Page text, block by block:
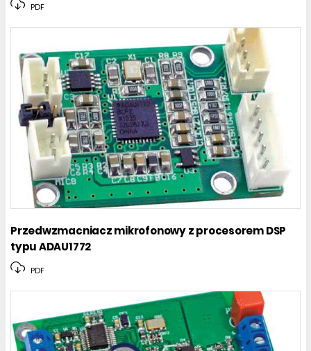
PDF
Przedwzmacniacz mikrofonowy z procesorem DSP
typu ADAU1772
PDF